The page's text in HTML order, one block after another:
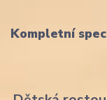
Kompletní